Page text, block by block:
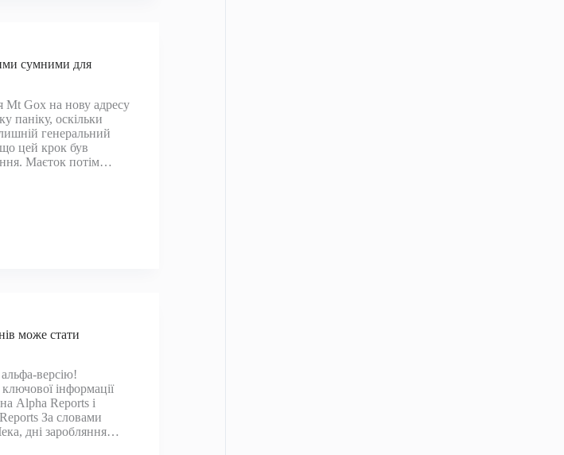
сумними для
Mt Gox на нову адресу
паніку, оскільки
генеральний
цей крок був
Маєток потім…
може стати
версію!
інформації
Alpha Reports і
За словами
дні заробляння…